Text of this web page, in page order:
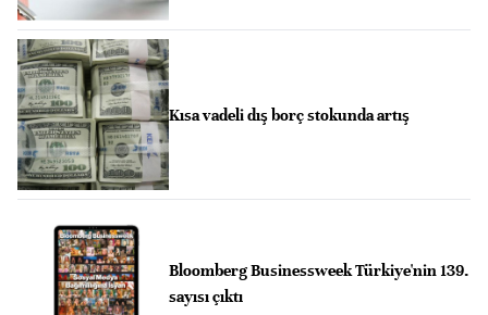
Kısa vadeli dış borç stokunda artış
Bloomberg Businessweek Türkiye'nin 139.
sayısı çıktı